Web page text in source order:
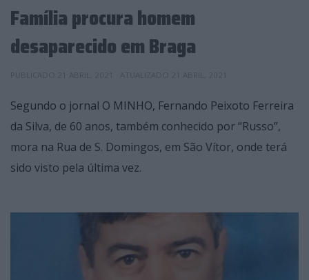
Família procura homem
desaparecido em Braga
Segundo o jornal O MINHO, Fernando Peixoto Ferreira
da Silva, de 60 anos, também conhecido por “Russo”,
mora na Rua de S. Domingos, em São Vítor, onde terá
sido visto pela última vez.